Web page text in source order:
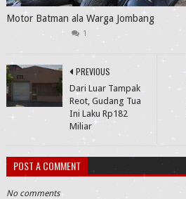
Motor Batman ala Warga Jombang
1
PREVIOUS
Dari Luar Tampak
Reot, Gudang Tua
Ini Laku Rp182
Miliar
POST A COMMENT
No comments